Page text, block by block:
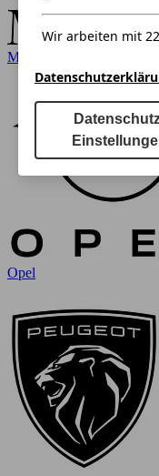
Mercedes-Benz
Opel
Wir arbeiten mit